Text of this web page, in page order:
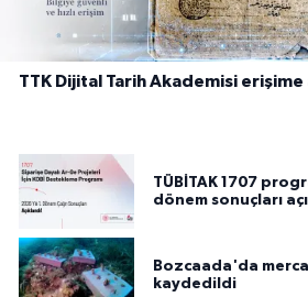
TTK Dijital Tarih Akademisi erişime
TÜBİTAK 1707
dönem sonuçları
Bozcaada'da
kaydedildi